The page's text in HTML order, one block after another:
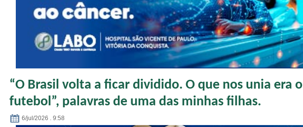
“O Brasil volta a ficar dividido. O que nos unia era o
futebol”, palavras de uma das minhas filhas.
6/jul/2026 . 9:58